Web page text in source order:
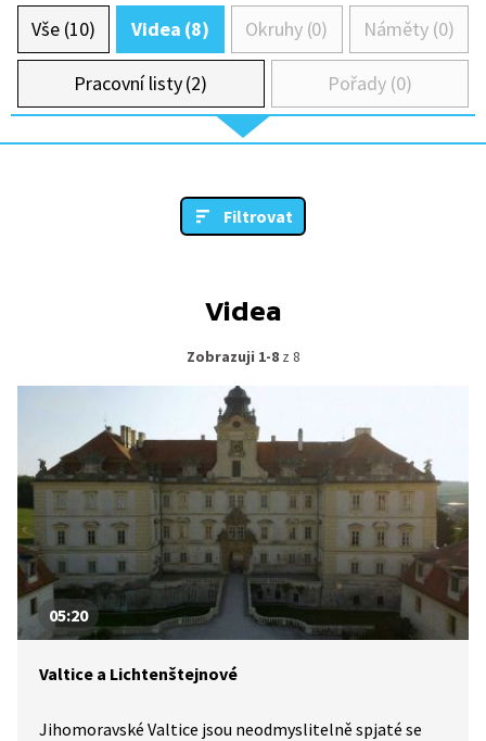
Vše (10) Videa (8) Okruhy (0) Náměty (0)
Pracovní listy (2) Pořady (0)
Filtrovat
Videa
Zobrazuji 1-8z 8
05:20
Valtice a Lichtenštejnové
Jihomoravské Valtice jsou neodmyslitelně spjaté se